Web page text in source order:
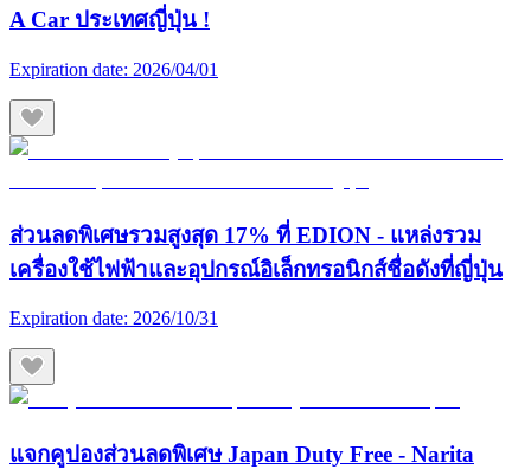
A Car ประเทศญี่ปุ่น !
Expiration date: 2026/04/01
ส่วนลดพิเศษรวมสูงสุด 17% ที่ EDION - แหล่งรวม
เครื่องใช้ไฟฟ้าและอุปกรณ์อิเล็กทรอนิกส์ชื่อดังที่ญี่ปุ่น
Expiration date: 2026/10/31
แจกคูปองส่วนลดพิเศษ Japan Duty Free - Narita